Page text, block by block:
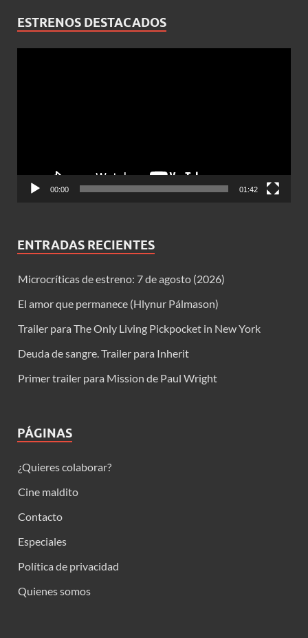
ESTRENOS DESTACADOS
00:00 01:42
ENTRADAS RECIENTES
Microcríticas de estreno: 7 de agosto (2026)
El amor que permanece (Hlynur Pálmason)
Trailer para The Only Living Pickpocket in New York
Deuda de sangre. Trailer para Inherit
Primer trailer para Mission de Paul Wright
PÁGINAS
¿Quieres colaborar?
Cine maldito
Contacto
Especiales
Política de privacidad
Quienes somos